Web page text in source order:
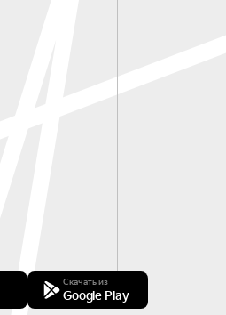
Скачать из
Google Play